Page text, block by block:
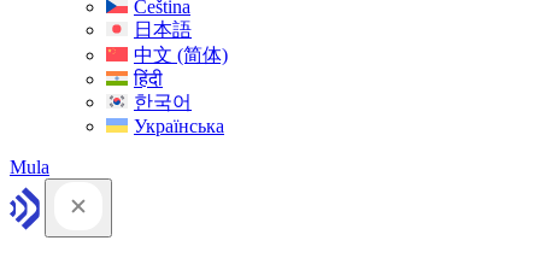
Čeština
日本語
中文 (简体)
हिंदी
한국어
Українська
Mula